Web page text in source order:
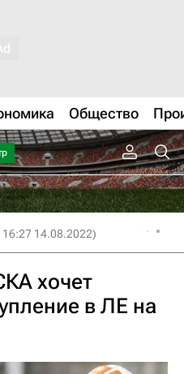
Общество
14.08.2022)
хочет
в ЛЕ на